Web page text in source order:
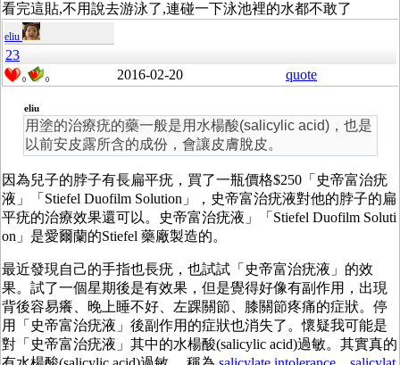
看完這貼,不用說去游泳了,連碰一下泳池裡的水都不敢了
eliu
23
0 0 2016-02-20 quote
eliu
用塗的治療疣的藥一般是用水楊酸(salicylic acid)，也是
以前安皮露所含的成份，會讓皮膚脫皮。
因為兒子的脖子有長扁平疣，買了一瓶價格$250「史帝富治疣
液」「Stiefel Duofilm Solution」，史帝富治疣液對他的脖子的扁
平疣的治療效果還可以。史帝富治疣液」「Stiefel Duofilm Soluti
on」是愛爾蘭的Stiefel 藥廠製造的。
最近發現自己的手指也長疣，也試試「史帝富治疣液」的效
果。試了一個星期後是有效果，但是覺得好像有副作用，出現
背後容易癢、晚上睡不好、左踝關節、膝關節疼痛的症狀。停
用「史帝富治疣液」後副作用的症狀也消失了。懷疑我可能是
對「史帝富治疣液」其中的水楊酸(salicylic acid)過敏。其實真的